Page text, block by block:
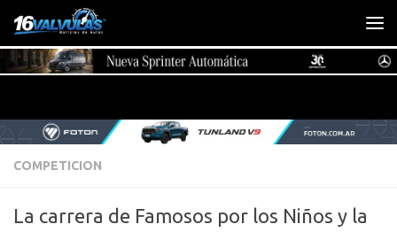
Saltar al contenido
COMPETICION
La carrera de Famosos por los Niños y la